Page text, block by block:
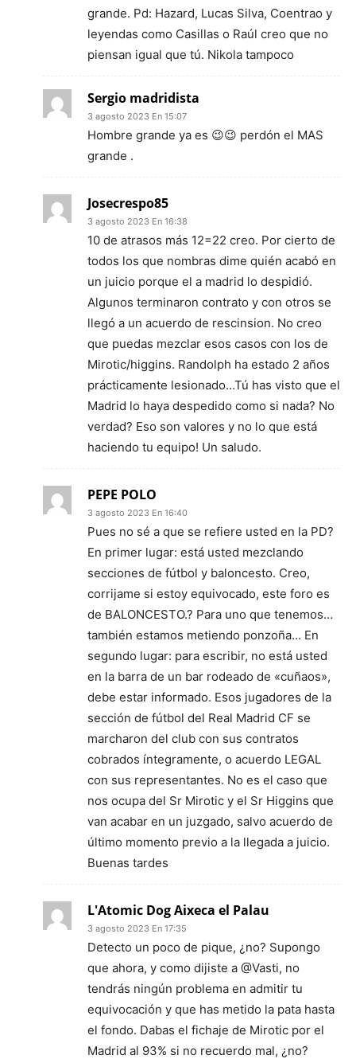
grande. Pd: Hazard, Lucas Silva, Coentrao y
leyendas como Casillas o Raúl creo que no
piensan igual que tú. Nikola tampoco
Sergio madridista
3 agosto 2023 En 15:07
Hombre grande ya es 😉😉 perdón el MAS
grande .
Josecrespo85
3 agosto 2023 En 16:38
10 de atrasos más 12=22 creo. Por cierto de
todos los que nombras dime quién acabó en
un juicio porque el a madrid lo despidió.
Algunos terminaron contrato y con otros se
llegó a un acuerdo de rescinsion. No creo
que puedas mezclar esos casos con los de
Mirotic/higgins. Randolph ha estado 2 años
prácticamente lesionado…Tú has visto que el
Madrid lo haya despedido como si nada? No
verdad? Eso son valores y no lo que está
haciendo tu equipo! Un saludo.
PEPE POLO
3 agosto 2023 En 16:40
Pues no sé a que se refiere usted en la PD?
En primer lugar: está usted mezclando
secciones de fútbol y baloncesto. Creo,
corrijame si estoy equivocado, este foro es
de BALONCESTO.? Para uno que tenemos…
también estamos metiendo ponzoña… En
segundo lugar: para escribir, no está usted
en la barra de un bar rodeado de «cuñaos»,
debe estar informado. Esos jugadores de la
sección de fútbol del Real Madrid CF se
marcharon del club con sus contratos
cobrados íntegramente, o acuerdo LEGAL
con sus representantes. No es el caso que
nos ocupa del Sr Mirotic y el Sr Higgins que
van acabar en un juzgado, salvo acuerdo de
último momento previo a la llegada a juicio.
Buenas tardes
L'Atomic Dog Aixeca el Palau
3 agosto 2023 En 17:35
Detecto un poco de pique, ¿no? Supongo
que ahora, y como dijiste a @Vasti, no
tendrás ningún problema en admitir tu
equivocación y que has metido la pata hasta
el fondo. Dabas el fichaje de Mirotic por el
Madrid al 93% si no recuerdo mal, ¿no?